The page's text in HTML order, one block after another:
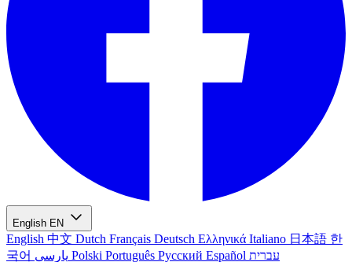
English EN
English 中文 Dutch Français Deutsch Ελληνικά Italiano 日本語 한
국어
Polski Português Русский Español עברית